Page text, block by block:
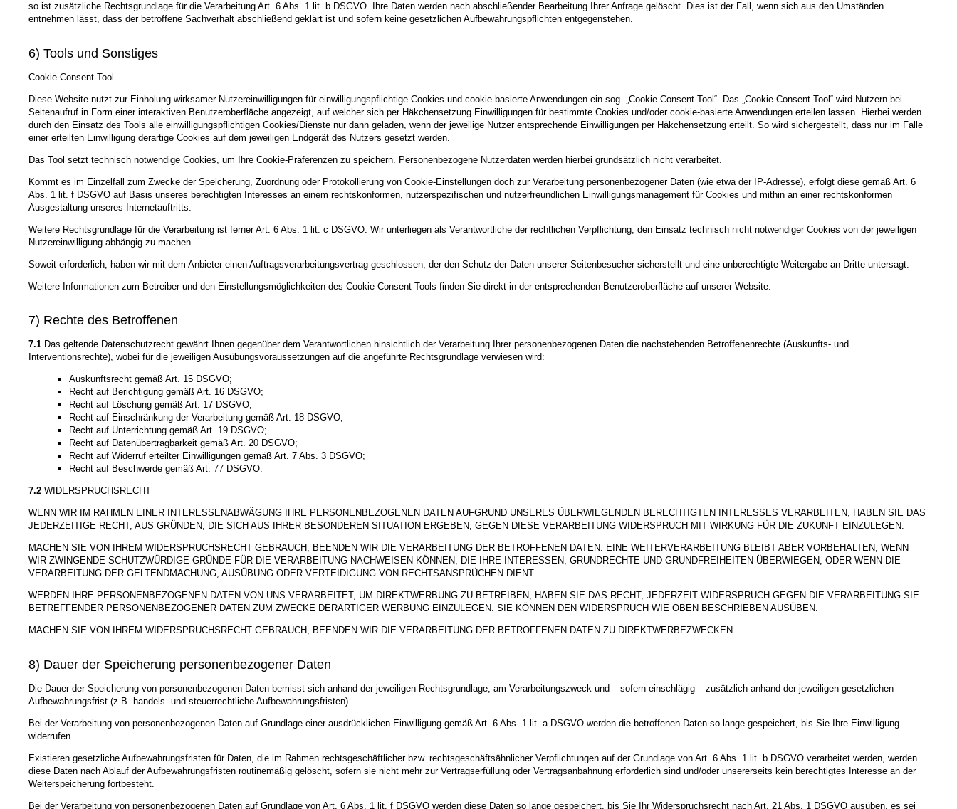
so ist zusätzliche Rechtsgrundlage für die Verarbeitung Art. 6 Abs. 1 lit. b DSGVO. Ihre Daten werden nach abschließender Bearbeitung Ihrer Anfrage gelöscht. Dies ist der Fall, wenn sich aus den Umständen
entnehmen lässt, dass der betroffene Sachverhalt abschließend geklärt ist und sofern keine gesetzlichen Aufbewahrungspflichten entgegenstehen.
6) Tools und Sonstiges
Cookie-Consent-Tool
Diese Website nutzt zur Einholung wirksamer Nutzereinwilligungen für einwilligungspflichtige Cookies und cookie-basierte Anwendungen ein sog. „Cookie-Consent-Tool“. Das „Cookie-Consent-Tool“ wird Nutzern bei
Seitenaufruf in Form einer interaktiven Benutzeroberfläche angezeigt, auf welcher sich per Häkchensetzung Einwilligungen für bestimmte Cookies und/oder cookie-basierte Anwendungen erteilen lassen. Hierbei werden
durch den Einsatz des Tools alle einwilligungspflichtigen Cookies/Dienste nur dann geladen, wenn der jeweilige Nutzer entsprechende Einwilligungen per Häkchensetzung erteilt. So wird sichergestellt, dass nur im Falle
einer erteilten Einwilligung derartige Cookies auf dem jeweiligen Endgerät des Nutzers gesetzt werden.
Das Tool setzt technisch notwendige Cookies, um Ihre Cookie-Präferenzen zu speichern. Personenbezogene Nutzerdaten werden hierbei grundsätzlich nicht verarbeitet.
Kommt es im Einzelfall zum Zwecke der Speicherung, Zuordnung oder Protokollierung von Cookie-Einstellungen doch zur Verarbeitung personenbezogener Daten (wie etwa der IP-Adresse), erfolgt diese gemäß Art. 6
Abs. 1 lit. f DSGVO auf Basis unseres berechtigten Interesses an einem rechtskonformen, nutzerspezifischen und nutzerfreundlichen Einwilligungsmanagement für Cookies und mithin an einer rechtskonformen
Ausgestaltung unseres Internetauftritts.
Weitere Rechtsgrundlage für die Verarbeitung ist ferner Art. 6 Abs. 1 lit. c DSGVO. Wir unterliegen als Verantwortliche der rechtlichen Verpflichtung, den Einsatz technisch nicht notwendiger Cookies von der jeweiligen
Nutzereinwilligung abhängig zu machen.
Soweit erforderlich, haben wir mit dem Anbieter einen Auftragsverarbeitungsvertrag geschlossen, der den Schutz der Daten unserer Seitenbesucher sicherstellt und eine unberechtigte Weitergabe an Dritte untersagt.
Weitere Informationen zum Betreiber und den Einstellungsmöglichkeiten des Cookie-Consent-Tools finden Sie direkt in der entsprechenden Benutzeroberfläche auf unserer Website.
7) Rechte des Betroffenen
7.1 Das geltende Datenschutzrecht gewährt Ihnen gegenüber dem Verantwortlichen hinsichtlich der Verarbeitung Ihrer personenbezogenen Daten die nachstehenden Betroffenenrechte (Auskunfts- und
Interventionsrechte), wobei für die jeweiligen Ausübungsvoraussetzungen auf die angeführte Rechtsgrundlage verwiesen wird:
Auskunftsrecht gemäß Art. 15 DSGVO;
Recht auf Berichtigung gemäß Art. 16 DSGVO;
Recht auf Löschung gemäß Art. 17 DSGVO;
Recht auf Einschränkung der Verarbeitung gemäß Art. 18 DSGVO;
Recht auf Unterrichtung gemäß Art. 19 DSGVO;
Recht auf Datenübertragbarkeit gemäß Art. 20 DSGVO;
Recht auf Widerruf erteilter Einwilligungen gemäß Art. 7 Abs. 3 DSGVO;
Recht auf Beschwerde gemäß Art. 77 DSGVO.
7.2 WIDERSPRUCHSRECHT
WENN WIR IM RAHMEN EINER INTERESSENABWÄGUNG IHRE PERSONENBEZOGENEN DATEN AUFGRUND UNSERES ÜBERWIEGENDEN BERECHTIGTEN INTERESSES VERARBEITEN, HABEN SIE DAS
JEDERZEITIGE RECHT, AUS GRÜNDEN, DIE SICH AUS IHRER BESONDEREN SITUATION ERGEBEN, GEGEN DIESE VERARBEITUNG WIDERSPRUCH MIT WIRKUNG FÜR DIE ZUKUNFT EINZULEGEN.
MACHEN SIE VON IHREM WIDERSPRUCHSRECHT GEBRAUCH, BEENDEN WIR DIE VERARBEITUNG DER BETROFFENEN DATEN. EINE WEITERVERARBEITUNG BLEIBT ABER VORBEHALTEN, WENN
WIR ZWINGENDE SCHUTZWÜRDIGE GRÜNDE FÜR DIE VERARBEITUNG NACHWEISEN KÖNNEN, DIE IHRE INTERESSEN, GRUNDRECHTE UND GRUNDFREIHEITEN ÜBERWIEGEN, ODER WENN DIE
VERARBEITUNG DER GELTENDMACHUNG, AUSÜBUNG ODER VERTEIDIGUNG VON RECHTSANSPRÜCHEN DIENT.
WERDEN IHRE PERSONENBEZOGENEN DATEN VON UNS VERARBEITET, UM DIREKTWERBUNG ZU BETREIBEN, HABEN SIE DAS RECHT, JEDERZEIT WIDERSPRUCH GEGEN DIE VERARBEITUNG SIE
BETREFFENDER PERSONENBEZOGENER DATEN ZUM ZWECKE DERARTIGER WERBUNG EINZULEGEN. SIE KÖNNEN DEN WIDERSPRUCH WIE OBEN BESCHRIEBEN AUSÜBEN.
MACHEN SIE VON IHREM WIDERSPRUCHSRECHT GEBRAUCH, BEENDEN WIR DIE VERARBEITUNG DER BETROFFENEN DATEN ZU DIREKTWERBEZWECKEN.
8) Dauer der Speicherung personenbezogener Daten
Die Dauer der Speicherung von personenbezogenen Daten bemisst sich anhand der jeweiligen Rechtsgrundlage, am Verarbeitungszweck und – sofern einschlägig – zusätzlich anhand der jeweiligen gesetzlichen
Aufbewahrungsfrist (z.B. handels- und steuerrechtliche Aufbewahrungsfristen).
Bei der Verarbeitung von personenbezogenen Daten auf Grundlage einer ausdrücklichen Einwilligung gemäß Art. 6 Abs. 1 lit. a DSGVO werden die betroffenen Daten so lange gespeichert, bis Sie Ihre Einwilligung
widerrufen.
Existieren gesetzliche Aufbewahrungsfristen für Daten, die im Rahmen rechtsgeschäftlicher bzw. rechtsgeschäftsähnlicher Verpflichtungen auf der Grundlage von Art. 6 Abs. 1 lit. b DSGVO verarbeitet werden, werden
diese Daten nach Ablauf der Aufbewahrungsfristen routinemäßig gelöscht, sofern sie nicht mehr zur Vertragserfüllung oder Vertragsanbahnung erforderlich sind und/oder unsererseits kein berechtigtes Interesse an der
Weiterspeicherung fortbesteht.
Bei der Verarbeitung von personenbezogenen Daten auf Grundlage von Art. 6 Abs. 1 lit. f DSGVO werden diese Daten so lange gespeichert, bis Sie Ihr Widerspruchsrecht nach Art. 21 Abs. 1 DSGVO ausüben, es sei